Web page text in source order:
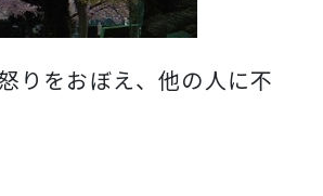
りをおぼえ、他の人に不